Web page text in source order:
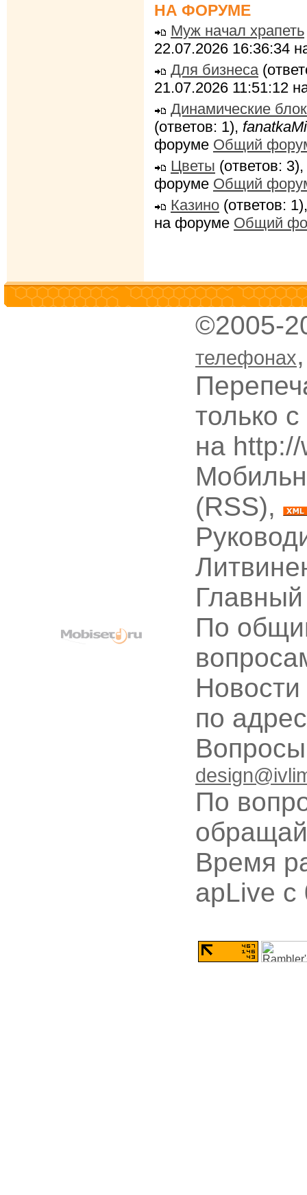
НА ФОРУМЕ
Муж начал храпеть
22.07.2026 16:36:34
Для бизнеса
21.07.2026 11:51:12
Динамические
(ответов: 1),
форуме Общий
Цветы (ответов: 3),
форуме Общий
Казино (ответов:
на форуме Общий
©2005-
телефонах
только
на
(RSS),
По
по
По
Время
apLive c